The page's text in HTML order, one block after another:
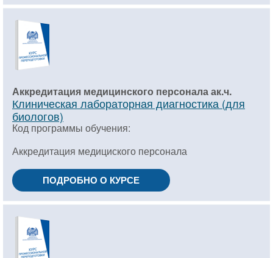
Аккредитация медицинского персонала ак.ч.
Клиническая лабораторная диагностика (для
биологов)
Код программы обучения:
Аккредитация медициского персонала
ПОДРОБНО О КУРСЕ